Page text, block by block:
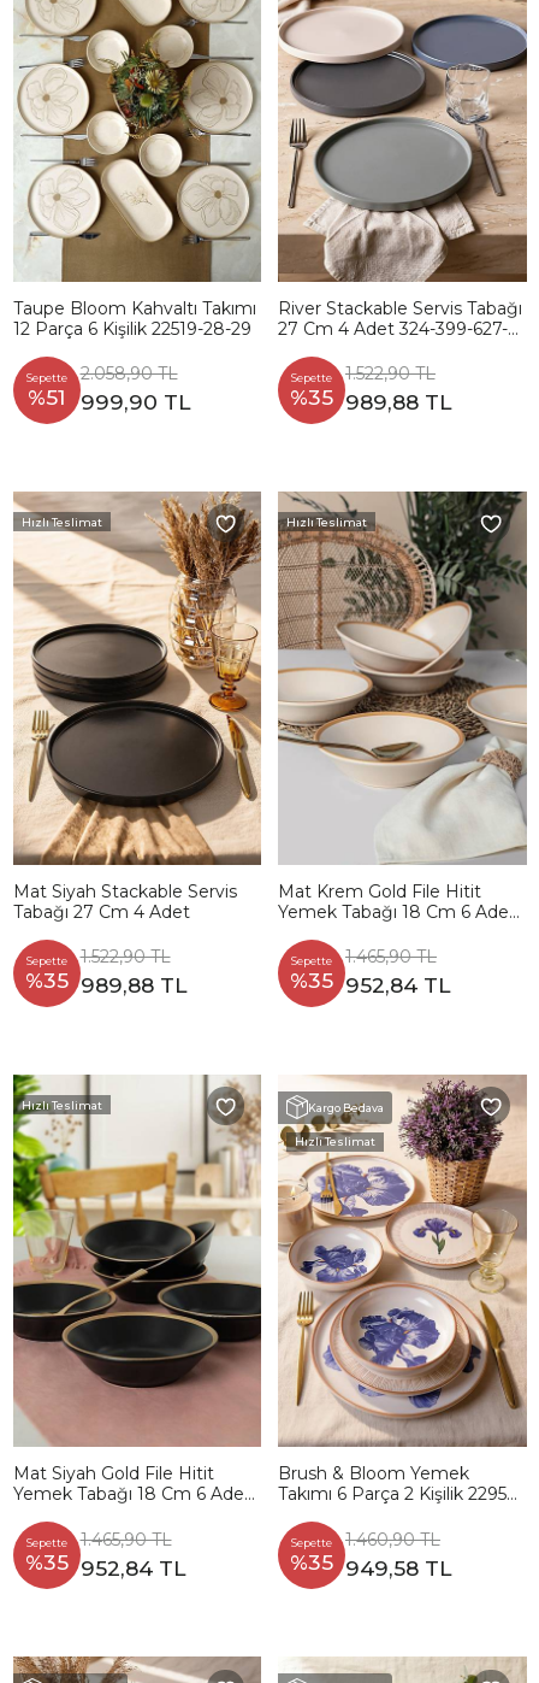
Taupe Bloom Kahvaltı Takımı
12 Parça 6 Kişilik 22519-28-29
Sepette
%51
2.058,90 TL
999,90 TL
River Stackable Servis Tabağı
27 Cm 4 Adet 324-399-627-
Sepette
%35
1.522,90 TL
989,88 TL
Hızlı Teslimat
Mat Siyah Stackable Servis
Tabağı 27 Cm 4 Adet
Sepette
%35
1.522,90 TL
989,88 TL
Hızlı Teslimat
Mat Krem Gold File Hitit
Yemek Tabağı 18 Cm 6 Adet
Sepette
%35
1.465,90 TL
952,84 TL
Hızlı Teslimat
Mat Siyah Gold File Hitit
Yemek Tabağı 18 Cm 6 Adet
Sepette
%35
1.465,90 TL
952,84 TL
Kargo Bedava
Hızlı Teslimat
Brush & Bloom Yemek
Takımı 6 Parça 2 Kişilik 22957-
Sepette
%35
1.460,90 TL
949,58 TL